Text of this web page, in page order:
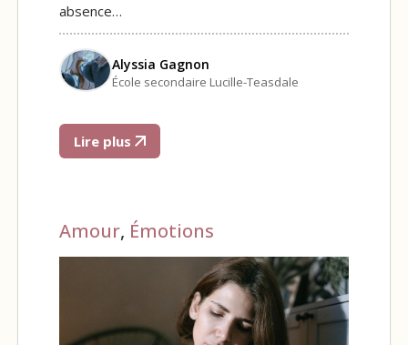
absence…
Alyssia Gagnon
École secondaire Lucille-Teasdale
Lire plus
Amour, Émotions